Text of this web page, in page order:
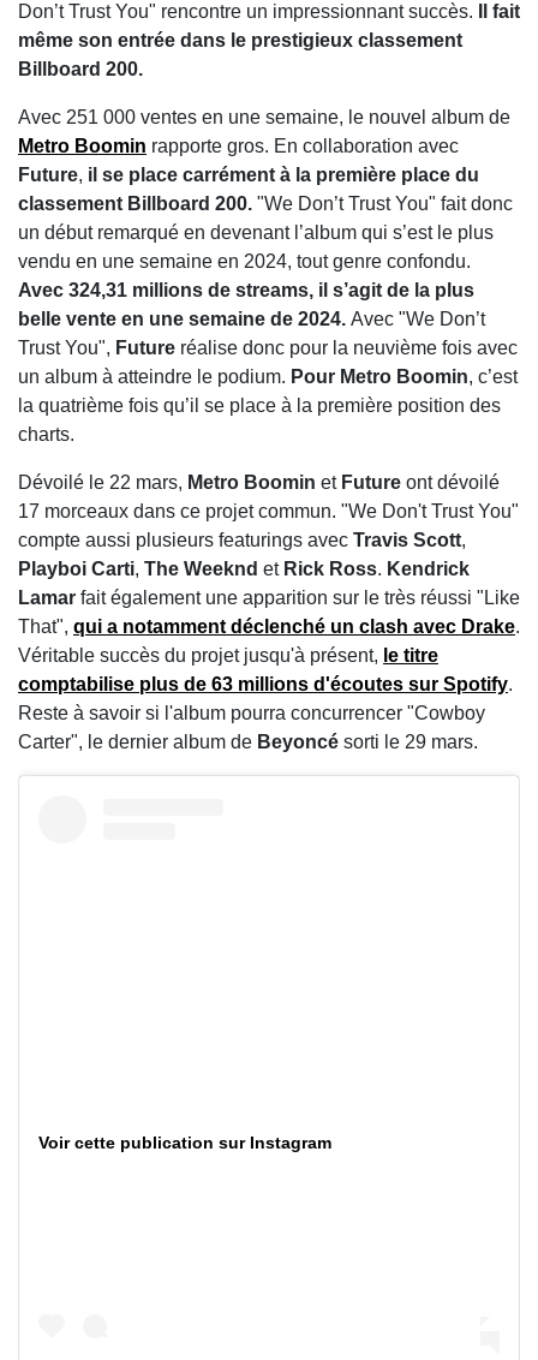
Don’t Trust You" rencontre un impressionnant succès.
Il fait
même son entrée dans le prestigieux classement
Billboard 200.
Avec 251 000 ventes en une semaine, le nouvel album de
Metro Boomin rapporte gros. En collaboration avec
Future, il se place carrément à la première place du
classement Billboard 200. "We Don’t Trust You" fait donc
un début remarqué en devenant l’album qui s’est le plus
vendu en une semaine en 2024, tout genre confondu.
Avec 324,31 millions de streams, il s’agit de la plus
belle vente en une semaine de 2024. Avec "We Don’t
Trust You", Future réalise donc pour la neuvième fois avec
un album à atteindre le podium. Pour Metro Boomin, c’est
la quatrième fois qu’il se place à la première position des
charts.
Dévoilé le 22 mars, Metro Boomin et Future ont dévoilé
17 morceaux dans ce projet commun. "We Don't Trust You"
compte aussi plusieurs featurings avec Travis Scott,
Playboi Carti, The Weeknd et Rick Ross. Kendrick
Lamar fait également une apparition sur le très réussi "Like
That", qui a notamment déclenché un clash avec Drake.
Véritable succès du projet jusqu'à présent, le titre
comptabilise plus de 63 millions d'écoutes sur Spotify.
Reste à savoir si l'album pourra concurrencer "Cowboy
Carter", le dernier album de Beyoncé sorti le 29 mars.
Voir cette publication sur Instagram